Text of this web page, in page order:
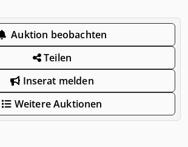
Auktion beobachten
Teilen
Inserat melden
Weitere Auktionen